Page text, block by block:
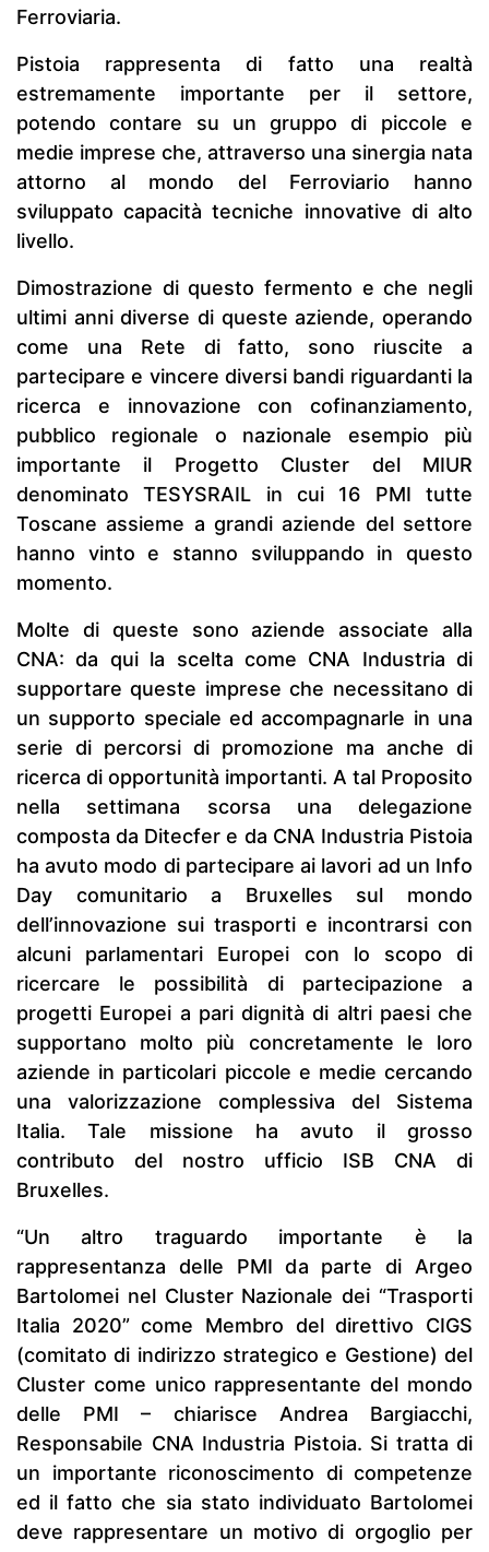
Ferroviaria.
Pistoia rappresenta di fatto una realtà
estremamente importante per il settore,
potendo contare su un gruppo di piccole e
medie imprese che, attraverso una sinergia nata
attorno al mondo del Ferroviario hanno
sviluppato capacità tecniche innovative di alto
livello.
Dimostrazione di questo fermento e che negli
ultimi anni diverse di queste aziende, operando
come una Rete di fatto, sono riuscite a
partecipare e vincere diversi bandi riguardanti la
ricerca e innovazione con cofinanziamento,
pubblico regionale o nazionale esempio più
importante il Progetto Cluster del MIUR
denominato TESYSRAIL in cui 16 PMI tutte
Toscane assieme a grandi aziende del settore
hanno vinto e stanno sviluppando in questo
momento.
Molte di queste sono aziende associate alla
CNA: da qui la scelta come CNA Industria di
supportare queste imprese che necessitano di
un supporto speciale ed accompagnarle in una
serie di percorsi di promozione ma anche di
ricerca di opportunità importanti. A tal Proposito
nella settimana scorsa una delegazione
composta da Ditecfer e da CNA Industria Pistoia
ha avuto modo di partecipare ai lavori ad un Info
Day comunitario a Bruxelles sul mondo
dell’innovazione sui trasporti e incontrarsi con
alcuni parlamentari Europei con lo scopo di
ricercare le possibilità di partecipazione a
progetti Europei a pari dignità di altri paesi che
supportano molto più concretamente le loro
aziende in particolari piccole e medie cercando
una valorizzazione complessiva del Sistema
Italia. Tale missione ha avuto il grosso
contributo del nostro ufficio ISB CNA di
Bruxelles.
“Un altro traguardo importante è la
rappresentanza delle PMI da parte di Argeo
Bartolomei nel Cluster Nazionale dei “Trasporti
Italia 2020” come Membro del direttivo CIGS
(comitato di indirizzo strategico e Gestione) del
Cluster come unico rappresentante del mondo
delle PMI – chiarisce Andrea Bargiacchi,
Responsabile CNA Industria Pistoia. Si tratta di
un importante riconoscimento di competenze
ed il fatto che sia stato individuato Bartolomei
deve rappresentare un motivo di orgoglio per